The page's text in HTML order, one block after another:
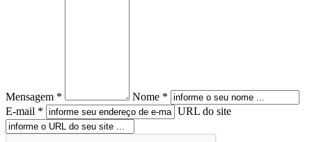
Mensagem *
Nome *
E-mail *
URL do site